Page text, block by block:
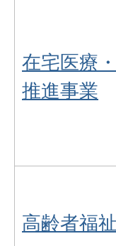
在宅医療
推進事業
高齢者福